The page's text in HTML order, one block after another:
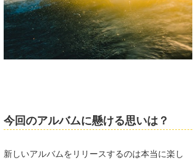
今回のアルバムに懸ける思いは？
新しいアルバムをリリースするのは本当に楽し